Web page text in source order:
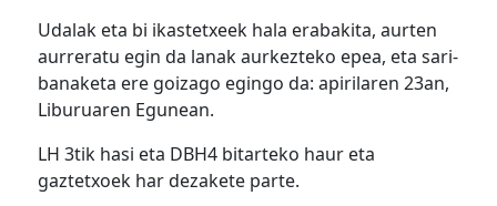
Udalak eta bi ikastetxeek hala erabakita, aurten
aurreratu egin da lanak aurkezteko epea, eta sari-
banaketa ere goizago egingo da: apirilaren 23an,
Liburuaren Egunean.
LH 3tik hasi eta DBH4 bitarteko haur eta
gaztetxoek har dezakete parte.